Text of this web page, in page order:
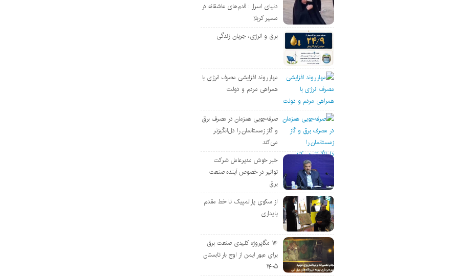
دنیای اسرار : قدم‌های عاشقانه در
مسیر کربلا
برق و انرژی، جریان زندگی
مهار روند افزایشی مصرف انرژی با
همراهی مردم و دولت
صرفه‌جویی همزمان در مصرف برق
و گاز زمستانمان را دل‌انگیزتر
می‌کند
خبر خوش مدیرعامل شرکت
توانیر در خصوص آینده صنعت
برق
از سکوی پارالمپیک تا خط مقدم
پایداری
۱۴ مگاپروژه‌ کلیدی صنعت برق
برای عبور ایمن از اوج بار تابستان
۱۴۰۵